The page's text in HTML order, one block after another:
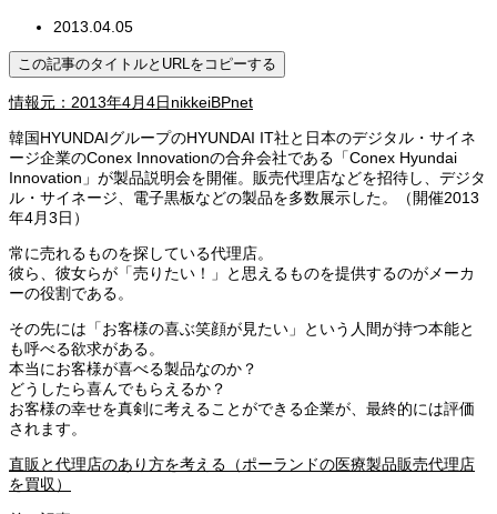
2013.04.05
この記事のタイトルとURLをコピーする
情報元：2013年4月4日nikkeiBPnet
韓国HYUNDAIグループのHYUNDAI IT社と日本のデジタル・サイネ
ージ企業のConex Innovationの合弁会社である「Conex Hyundai
Innovation」が製品説明会を開催。販売代理店などを招待し、デジタ
ル・サイネージ、電子黒板などの製品を多数展示した。（開催2013
年4月3日）
常に売れるものを探している代理店。
彼ら、彼女らが「売りたい！」と思えるものを提供するのがメーカ
ーの役割である。
その先には「お客様の喜ぶ笑顔が見たい」という人間が持つ本能と
も呼べる欲求がある。
本当にお客様が喜べる製品なのか？
どうしたら喜んでもらえるか？
お客様の幸せを真剣に考えることができる企業が、最終的には評価
されます。
直販と代理店のあり方を考える（ポーランドの医療製品販売代理店
を買収）